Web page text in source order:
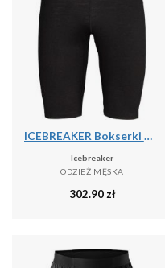
ICEBREAKER Bokserki męskie 200 Oasis Shorts Black-XL
Icebreaker
ODZIEŻ MĘSKA
302.90 zł